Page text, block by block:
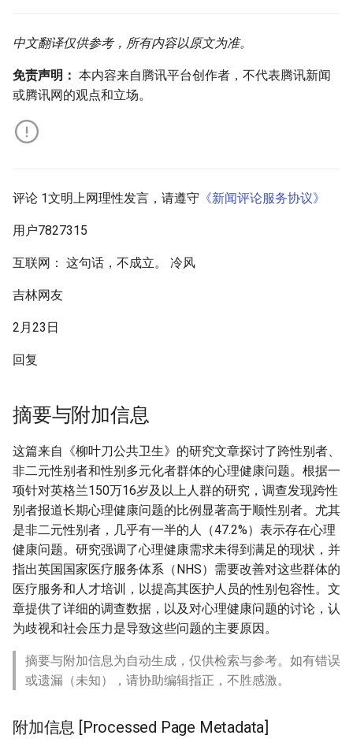
中文翻译仅供参考，所有内容以原文为准。
免责声明： 本内容来自腾讯平台创作者，不代表腾讯新闻
或腾讯网的观点和立场。
评论 1文明上网理性发言，请遵守 《新闻评论服务协议》
用户7827315
互联网： 这句话，不成立。 冷风
吉林网友
2月23日
回复
摘要与附加信息
这篇来自《柳叶刀公共卫生》的研究文章探讨了跨性别者、
非二元性别者和性别多元化者群体的心理健康问题。根据一
项针对英格兰150万16岁及以上人群的研究，调查发现跨性
别者报道长期心理健康问题的比例显著高于顺性别者。尤其
是非二元性别者，几乎有一半的人（47.2%）表示存在心理
健康问题。研究强调了心理健康需求未得到满足的现状，并
指出英国国家医疗服务体系（NHS）需要改善对这些群体的
医疗服务和人才培训，以提高其医护人员的性别包容性。文
章提供了详细的调查数据，以及对心理健康问题的讨论，认
为歧视和社会压力是导致这些问题的主要原因。
摘要与附加信息为自动生成，仅供检索与参考。如有错误
或遗漏（未知），请协助编辑指正，不胜感激。
附加信息 [Processed Page Metadata]